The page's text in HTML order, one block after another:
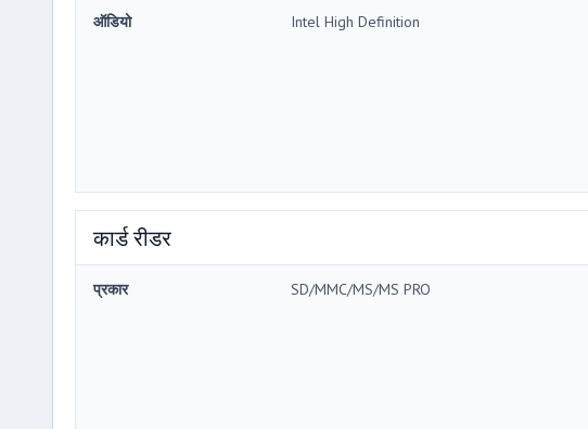
ऑडियो Intel High Definition
कार्ड रीडर
प्रकार SD/MMC/MS/MS PRO